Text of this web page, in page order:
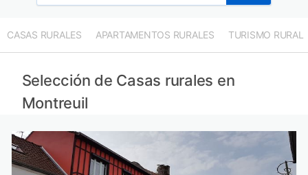
CASAS RURALES APARTAMENTOS RURALES TURISMO RURAL
Selección de Casas rurales en
Montreuil